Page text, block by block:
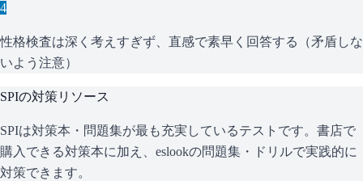
4
性格検査は深く考えすぎず、直感で素早く回答する（矛盾しな
いよう注意）
SPIの対策リソース
SPIは対策本・問題集が最も充実しているテストです。書店で
購入できる対策本に加え、eslookの問題集・ドリルで実践的に
対策できます。